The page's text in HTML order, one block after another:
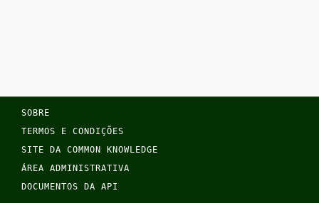
SOBRE
TERMOS E CONDIÇÕES
SITE DA COMMON KNOWLEDGE
ÁREA ADMINISTRATIVA
DOCUMENTOS DA API